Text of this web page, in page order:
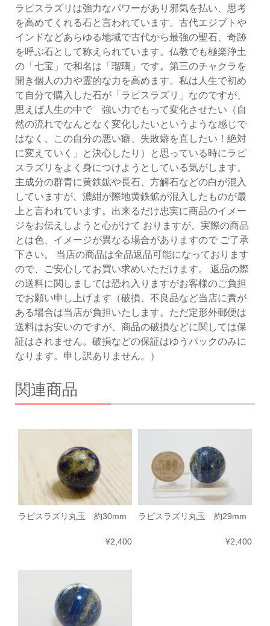
ラピスラズリは強力なパワーがあり邪気を払い、思考
を高めてくれる石と言われています。古代エジプトや
インドなどあらゆる地域で古代から最強の聖石、奇跡
を呼ぶ石として称えられています。仏教でも極楽浄土
の「七宝」で和名は「瑠璃」です。第三のチャクラを
開き個人の力や霊的な力を高めます。私は人生で初め
て自分で購入した石が「ラピスラズリ」なのですが、
思えば人生の中で 強い力でもって変化させたい（自
然の流れでなんとなく変化したいというような感じで
はなく、この自分の悪い癖、失敗癖を直したい！絶対
に変えていく」と決心したり）と思っている時にラピ
スラズリをよく身につけようとしている気がします。
主成分の群青に黄鉄鉱や長石、方解石などの白が混入
していますが、濃紺が際地黄鉄鉱が混入したものが最
上と言われています。出来るだけ忠実に商品のイメー
ジをお伝えしようと心がけて おりますが、実際の商品
とは色、イメージが異なる場合がありますので ご了承
下さい。 当店の商品は全品返品可能になっております
ので、ご安心してお買い求めいただけます。 返品の際
の送料に関しましては恐れ入りますがお客様のご負担
でお願い申し上げます（破損、不良品など当店に責が
ある場合は当店が負担いたします。ただ定形外郵便は
送料はお安いのですが、商品の破損などに関しては保
証はされません。破損などの保証はゆうパックのみに
なります。申し訳ありません。）
関連商品
ラピスラズリ丸玉 約30mm
¥2,400
ラピスラズリ丸玉 約29mm
¥2,400